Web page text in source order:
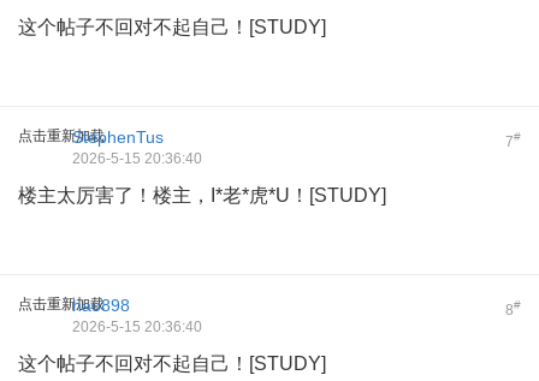
这个帖子不回对不起自己！[STUDY]
点击重新加载 7#
StephenTus
2026-5-15 20:36:40
楼主太厉害了！楼主，I*老*虎*U！[STUDY]
点击重新加载 8#
hao898
2026-5-15 20:36:40
这个帖子不回对不起自己！[STUDY]